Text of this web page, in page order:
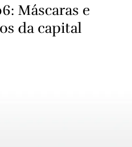
Máscaras e
da capital